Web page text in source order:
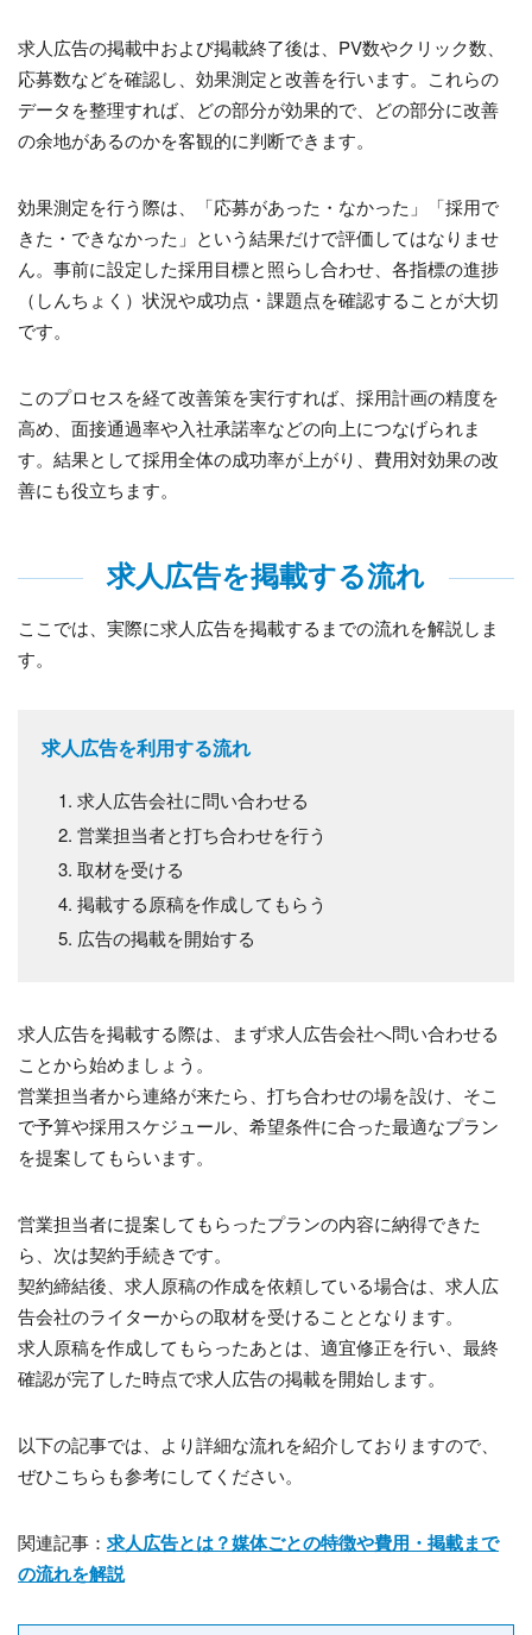
求人広告の掲載中および掲載終了後は、PV数やクリック数、
応募数などを確認し、効果測定と改善を行います。これらの
データを整理すれば、どの部分が効果的で、どの部分に改善
の余地があるのかを客観的に判断できます。
効果測定を行う際は、「応募があった・なかった」「採用で
きた・できなかった」という結果だけで評価してはなりませ
ん。事前に設定した採用目標と照らし合わせ、各指標の進捗
（しんちょく）状況や成功点・課題点を確認することが大切
です。
このプロセスを経て改善策を実行すれば、採用計画の精度を
高め、面接通過率や入社承諾率などの向上につなげられま
す。結果として採用全体の成功率が上がり、費用対効果の改
善にも役立ちます。
求人広告を掲載する流れ
ここでは、実際に求人広告を掲載するまでの流れを解説しま
す。
求人広告を利用する流れ
求人広告会社に問い合わせる
営業担当者と打ち合わせを行う
取材を受ける
掲載する原稿を作成してもらう
広告の掲載を開始する
求人広告を掲載する際は、まず求人広告会社へ問い合わせる
ことから始めましょう。
営業担当者から連絡が来たら、打ち合わせの場を設け、そこ
で予算や採用スケジュール、希望条件に合った最適なプラン
を提案してもらいます。
営業担当者に提案してもらったプランの内容に納得できた
ら、次は契約手続きです。
契約締結後、求人原稿の作成を依頼している場合は、求人広
告会社のライターからの取材を受けることとなります。
求人原稿を作成してもらったあとは、適宜修正を行い、最終
確認が完了した時点で求人広告の掲載を開始します。
以下の記事では、より詳細な流れを紹介しておりますので、
ぜひこちらも参考にしてください。
関連記事： 求人広告とは？媒体ごとの特徴や費用・掲載まで
の流れを解説